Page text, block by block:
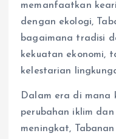
memanfaatkan
dengan ekologi,
bagaimana tradisi
kekuatan ekonomi,
kelestarian
Dalam era di mana
perubahan iklim
meningkat,